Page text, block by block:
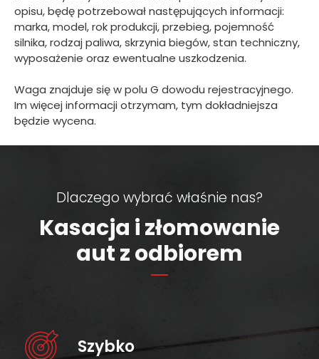
opisu, będę potrzebował następujących informacji:
marka, model, rok produkcji, przebieg, pojemność
silnika, rodzaj paliwa, skrzynia biegów, stan techniczny,
wyposażenie oraz ewentualne uszkodzenia.
Waga znajduje się w polu G dowodu rejestracyjnego.
Im więcej informacji otrzymam, tym dokładniejsza
będzie wycena.
Dlaczego wybrać właśnie nas?
Kasacja i złomowanie
aut z odbiorem
Szybko